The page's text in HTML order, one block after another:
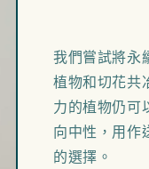
我們嘗試將永
植物和切花共
力的植物仍可
向中性，用作
的選擇。